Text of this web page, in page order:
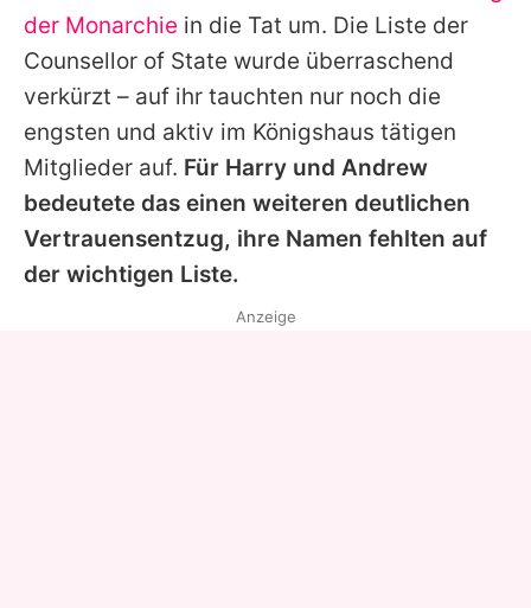
der Monarchie in die Tat um. Die Liste der
Counsellor of State wurde überraschend
verkürzt – auf ihr tauchten nur noch die
engsten und aktiv im Königshaus tätigen
Mitglieder auf. Für Harry und Andrew
bedeutete das einen weiteren deutlichen
Vertrauensentzug, ihre Namen fehlten auf
der wichtigen Liste.
Anzeige